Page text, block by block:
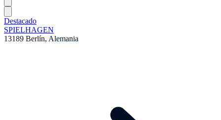
Destacado
SPIELHAGEN
13189 Berlín, Alemania